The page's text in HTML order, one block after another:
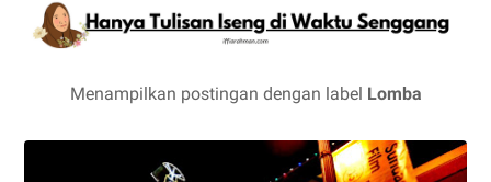
Menampilkan postingan dengan label Lomba